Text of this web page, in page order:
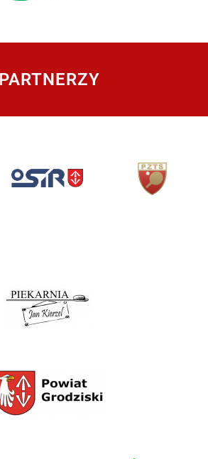
PARTNERZY